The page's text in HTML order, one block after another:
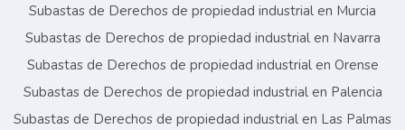
Subastas de Derechos de propiedad industrial en Murcia
Subastas de Derechos de propiedad industrial en Navarra
Subastas de Derechos de propiedad industrial en Orense
Subastas de Derechos de propiedad industrial en Palencia
Subastas de Derechos de propiedad industrial en Las Palmas